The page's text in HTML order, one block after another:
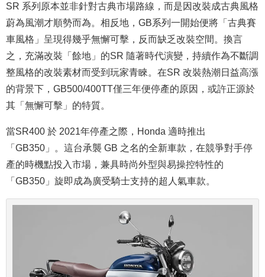
SR 系列原本並非針對古典市場路線，而是因改裝成古典風格
蔚為風潮才順勢而為。相反地，GB系列一開始便將「古典賽
車風格」呈現得幾乎無懈可擊，反而缺乏改裝空間。換言
之，充滿改裝「餘地」的SR 隨著時代演變，持續作為不斷調
整風格的改裝素材而受到玩家青睞。在SR 改裝熱潮日益高漲
的背景下，GB500/400TT僅三年便停產的原因，或許正源於
其「無懈可擊」的特質。
當SR400 於 2021年停產之際，Honda 適時推出
「GB350」。這台承襲 GB 之名的全新車款，在競爭對手停
產的時機點投入市場，兼具時尚外型與易操控特性的
「GB350」旋即成為廣受騎士支持的超人氣車款。